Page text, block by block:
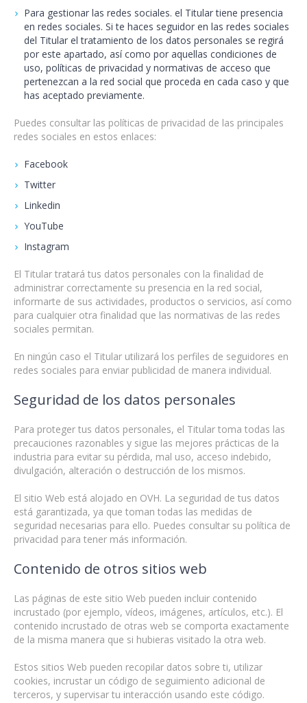
Para gestionar las redes sociales. el Titular tiene presencia
en redes sociales. Si te haces seguidor en las redes sociales
del Titular el tratamiento de los datos personales se regirá
por este apartado, así como por aquellas condiciones de
uso, políticas de privacidad y normativas de acceso que
pertenezcan a la red social que proceda en cada caso y que
has aceptado previamente.
Puedes consultar las políticas de privacidad de las principales
redes sociales en estos enlaces:
Facebook
Twitter
Linkedin
YouTube
Instagram
El Titular tratará tus datos personales con la finalidad de
administrar correctamente su presencia en la red social,
informarte de sus actividades, productos o servicios, así como
para cualquier otra finalidad que las normativas de las redes
sociales permitan.
En ningún caso el Titular utilizará los perfiles de seguidores en
redes sociales para enviar publicidad de manera individual.
Seguridad de los datos personales
Para proteger tus datos personales, el Titular toma todas las
precauciones razonables y sigue las mejores prácticas de la
industria para evitar su pérdida, mal uso, acceso indebido,
divulgación, alteración o destrucción de los mismos.
El sitio Web está alojado en OVH. La seguridad de tus datos
está garantizada, ya que toman todas las medidas de
seguridad necesarias para ello. Puedes consultar su política de
privacidad para tener más información.
Contenido de otros sitios web
Las páginas de este sitio Web pueden incluir contenido
incrustado (por ejemplo, vídeos, imágenes, artículos, etc.). El
contenido incrustado de otras web se comporta exactamente
de la misma manera que si hubieras visitado la otra web.
Estos sitios Web pueden recopilar datos sobre ti, utilizar
cookies, incrustar un código de seguimiento adicional de
terceros, y supervisar tu interacción usando este código.